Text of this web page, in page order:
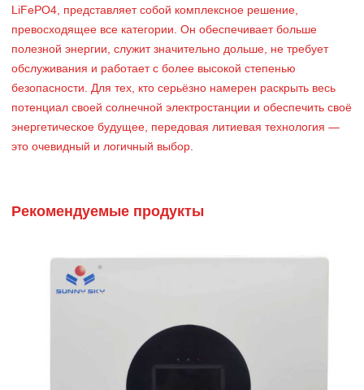
LiFePO4, представляет собой комплексное решение,
превосходящее все категории. Он обеспечивает больше
полезной энергии, служит значительно дольше, не требует
обслуживания и работает с более высокой степенью
безопасности. Для тех, кто серьёзно намерен раскрыть весь
потенциал своей солнечной электростанции и обеспечить своё
энергетическое будущее, передовая литиевая технология —
это очевидный и логичный выбор.
Рекомендуемые продукты